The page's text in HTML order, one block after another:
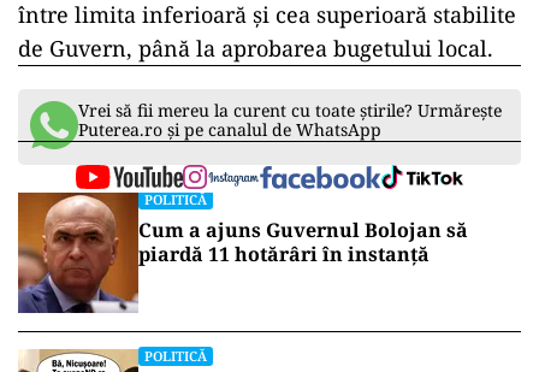
între limita inferioară și cea superioară stabilite
de Guvern, până la aprobarea bugetului local.
Vrei să fii mereu la curent cu toate știrile? Urmărește
Puterea.ro și pe canalul de WhatsApp
POLITICĂ
Cum a ajuns Guvernul Bolojan să
piardă 11 hotărâri în instanță
POLITICĂ